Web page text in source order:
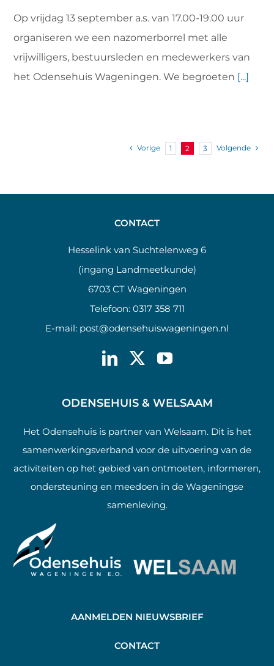
Op vrijdag 13 september a.s. van 17.00-19.00 uur
organiseren we een nazomerborrel met alle
vrijwilligers, bestuursleden en medewerkers van
het Odensehuis Wageningen. We begroeten [...]
Vorige 1 2 3 Volgende
CONTACT
Hesselink van Suchtelenweg 6
(ingang Landmeetkunde)
6703 CT Wageningen
Telefoon: 0317 358 711
E-mail: post@odensehuiswageningen.nl
ODENSEHUIS & WELSAAM
Het Odensehuis is partner van Welsaam. Dit is het
samenwerkingsverband voor de uitvoering van de
activiteiten op het gebied van ontmoeten, informeren,
ondersteuning en meedoen in de Wageningse
samenleving.
AANMELDEN NIEUWSBRIEF
CONTACT